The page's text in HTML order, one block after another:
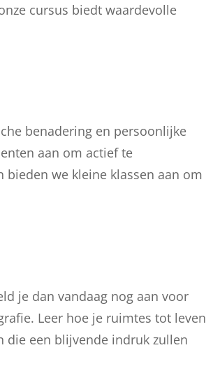
cursus biedt waardevolle
benadering en persoonlijke
aan om actief te
we kleine klassen aan om
je dan vandaag nog aan voor
Leer hoe je ruimtes tot leven
die een blijvende indruk zullen